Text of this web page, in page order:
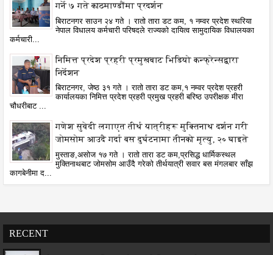
गर्ने ७ गते काठमाण्डौंमा प्रदर्शन
बिराटनगर साउन २४ गते । रातो तारा डट कम, १ नम्वर प्रदेश स्थरिया
नेपाल विधालय कर्मचारी परिषदले राज्यको दायित्व सामुदायिक विधालयका
कर्मचारी...
निमित्त प्रदेश प्रहरी प्रमुखबाट भिडियो कन्फ्रेन्सद्वारा
निर्देशन
बिराटनगर, जेष्ठ ३१ गते । रातो तारा डट कम,१ नम्वर प्रदेश प्रहरी
कार्यालयका निमित्त प्रदेश प्रहरी प्रमुख प्रहरी बरिष्ठ उपरीक्षक मीरा
चौधरीबाट ...
गणेश सुवेदी लगाएत तीर्थ यात्रीहरू मुक्तिनाथ दर्शन गरी
जोमसोम आउदै गर्दा बस दुर्घटनामा तीनको मृत्यु, २० घाइते
मुस्ताङ,असोज १७ गते । रातो तारा डट कम,प्रसिद्ध धार्मिकस्थल
मुक्तिनाथबाट जोमसोम आउँदै गरेको तीर्थयात्री सवार बस मंगलबार साँझ
कागबेनीमा द...
RECENT